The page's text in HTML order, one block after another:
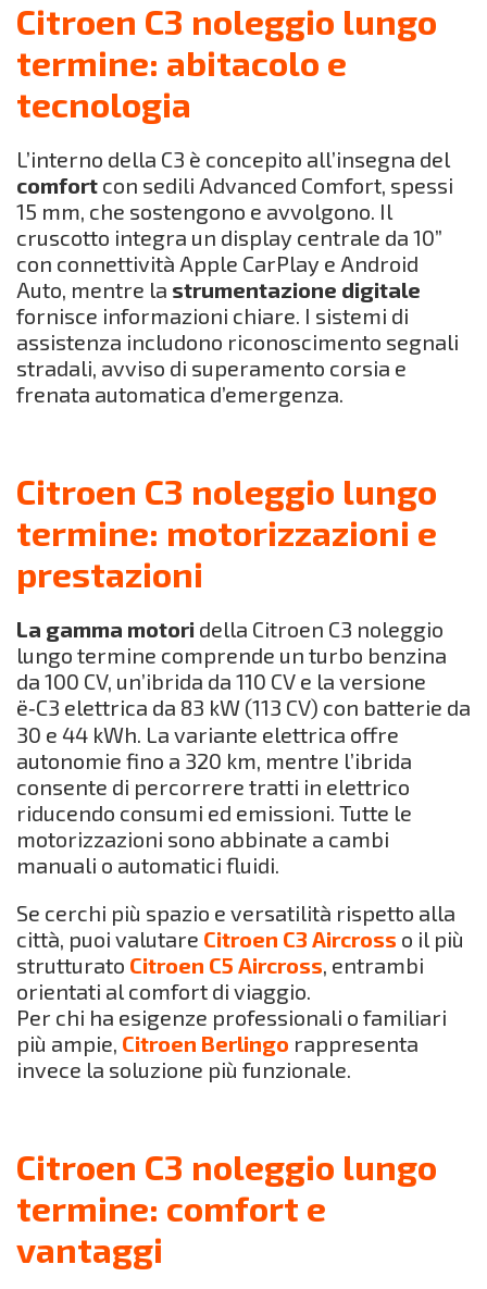
Citroen C3 noleggio lungo
termine: abitacolo e
tecnologia
L’interno della C3 è concepito all’insegna del
comfort con sedili Advanced Comfort, spessi
15 mm, che sostengono e avvolgono. Il
cruscotto integra un display centrale da 10”
con connettività Apple CarPlay e Android
Auto, mentre la strumentazione digitale
fornisce informazioni chiare. I sistemi di
assistenza includono riconoscimento segnali
stradali, avviso di superamento corsia e
frenata automatica d’emergenza.
Citroen C3 noleggio lungo
termine: motorizzazioni e
prestazioni
La gamma motori della Citroen C3 noleggio
lungo termine comprende un turbo benzina
da 100 CV, un’ibrida da 110 CV e la versione
ë‑C3 elettrica da 83 kW (113 CV) con batterie da
30 e 44 kWh. La variante elettrica offre
autonomie fino a 320 km, mentre l’ibrida
consente di percorrere tratti in elettrico
riducendo consumi ed emissioni. Tutte le
motorizzazioni sono abbinate a cambi
manuali o automatici fluidi.
Se cerchi più spazio e versatilità rispetto alla
città, puoi valutare Citroen C3 Aircross o il più
strutturato Citroen C5 Aircross, entrambi
orientati al comfort di viaggio.
Per chi ha esigenze professionali o familiari
più ampie, Citroen Berlingo rappresenta
invece la soluzione più funzionale.
Citroen C3 noleggio lungo
termine: comfort e
vantaggi